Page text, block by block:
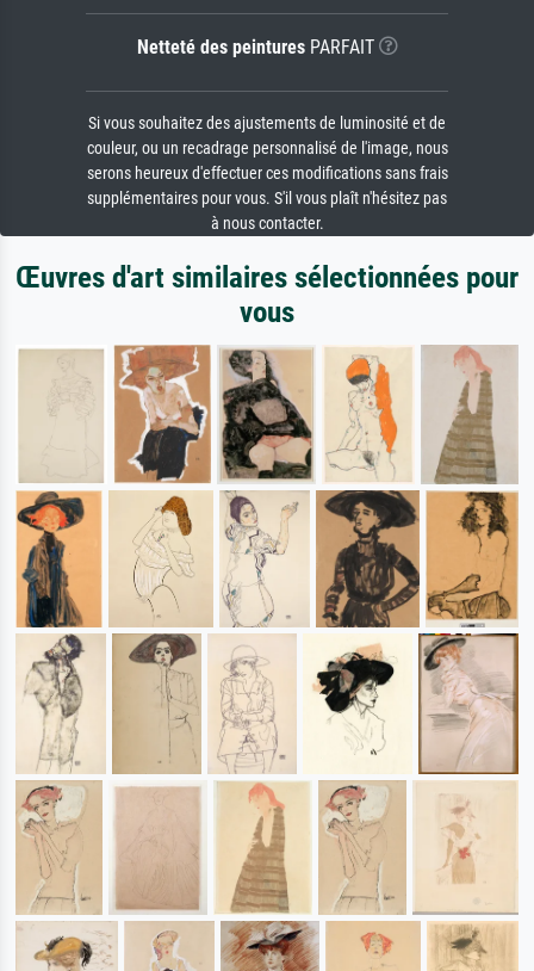
Netteté des peinturesPARFAIT
Si vous souhaitez des ajustements de luminosité et de
couleur, ou un recadrage personnalisé de l'image, nous
serons heureux d'effectuer ces modifications sans frais
supplémentaires pour vous. S'il vous plaît n'hésitez pas
à nous contacter.
Œuvres d'art similaires sélectionnées pour
vous